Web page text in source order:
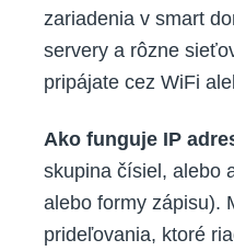
zariadenia v smart
servery a rôzne
pripájate cez WiFi
Ako funguje IP
skupina čísiel, alebo
alebo formy zápisu).
prideľovania, ktoré